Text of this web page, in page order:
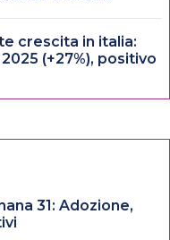
crescita in italia:
(+27%), positivo
31: Adozione,